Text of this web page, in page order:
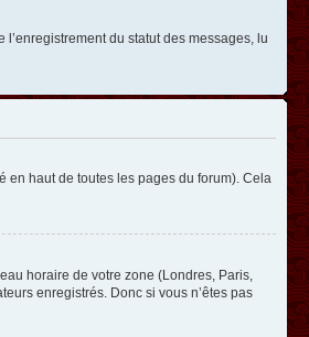
du statut des messages, lu
en haut de toutes les pages du forum). Cela
horaire de votre zone (Londres, Paris,
enregistrés. Donc si vous n’êtes pas